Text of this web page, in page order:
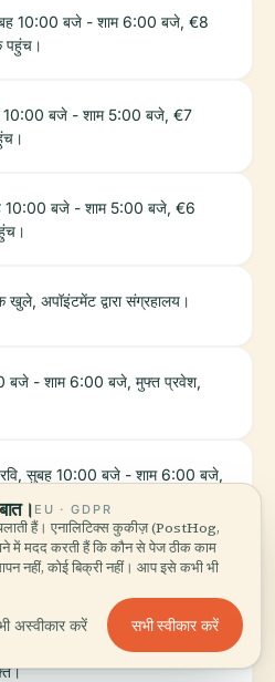
10:00 बजे - शाम 6:00 बजे, €8
पहुंच।
10:00 बजे - शाम 5:00 बजे, €7
10:00 बजे - शाम 5:00 बजे, €6
खुले, अपॉइंटमेंट द्वारा संग्रहालय।
बजे - शाम 6:00 बजे, मुफ्त प्रवेश,
सुबह 10:00 बजे - शाम 6:00 बजे,
द्वारा।
दैनिक सुबह 8:00 बजे - रात 8:00 बजे,
EU · GDPR
हैं। एनालिटिक्स कुकीज़ (PostHog,
मदद करती हैं कि कौन से पेज ठीक काम
नहीं, कोई बिक्री नहीं। आप इसे कभी भी
अस्वीकार करें सभी स्वीकार करें